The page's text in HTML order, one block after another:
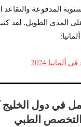
المدفوعة
المدى الطويل. لقد
2024
في دول
التخصص الطبي